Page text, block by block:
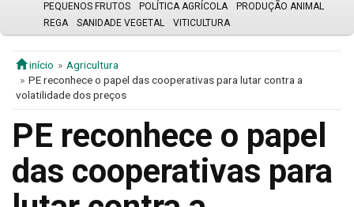
PEQUENOS FRUTOS
POLÍTICA AGRÍCOLA
PRODUÇÃO ANIMAL
REGA
SANIDADE VEGETAL VITICULTURA
início
Agricultura
PE reconhece o papel das cooperativas para lutar contra a
volatilidade dos preços
PE reconhece o papel
das cooperativas para